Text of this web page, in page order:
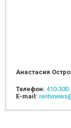
Анастасия
Телефон: 410-300
E-mail: